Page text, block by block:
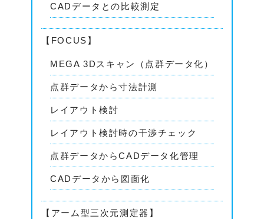
CADデータとの比較測定
【FOCUS】
MEGA 3Dスキャン（点群データ化）
点群データから寸法計測
レイアウト検討
レイアウト検討時の干渉チェック
点群データからCADデータ化管理
CADデータから図面化
【アーム型三次元測定器】